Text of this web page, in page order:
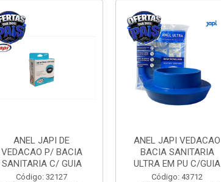
ANEL JAPI DE
VEDACAO P/ BACIA
SANITARIA C/ GUIA
Código: 32127
ANEL JAPI VEDACAO
BACIA SANITARIA
ULTRA EM PU C/GUIA
Código: 43712